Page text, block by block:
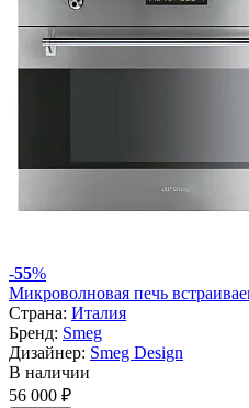
-55%
Микроволновая печь
Страна: Италия
Бренд: Smeg
Дизайнер: Smeg Design
В наличии
56 000 ₽